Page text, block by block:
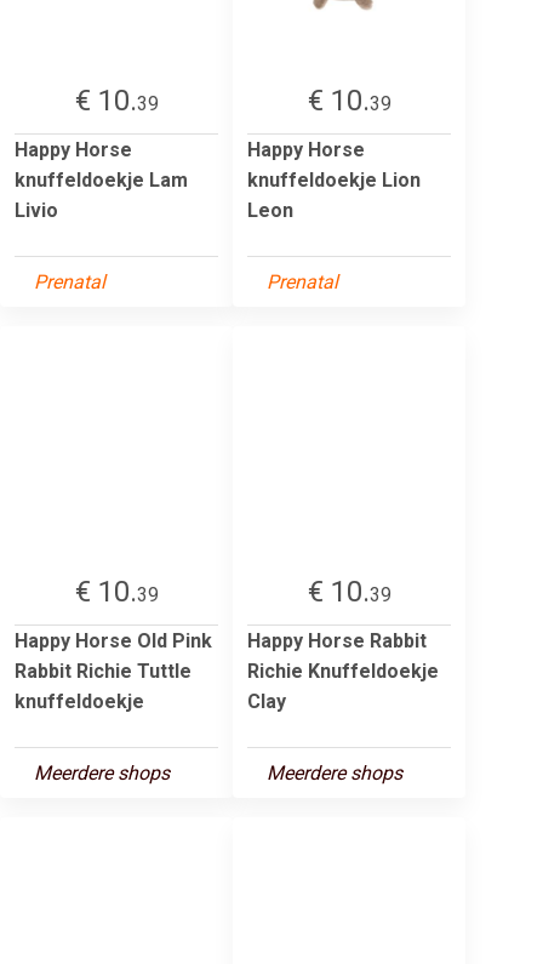
€ 10.39
Happy Horse
knuffeldoekje Lam
Livio
Prenatal
€ 10.39
Happy Horse
knuffeldoekje Lion
Leon
Prenatal
€ 10.39
Happy Horse Old Pink
Rabbit Richie Tuttle
knuffeldoekje
Meerdere shops
€ 10.39
Happy Horse Rabbit
Richie Knuffeldoekje
Clay
Meerdere shops